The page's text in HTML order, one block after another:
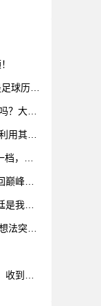
球历史
？大史
用其商
，阿
峰期
我为
法突然
到数